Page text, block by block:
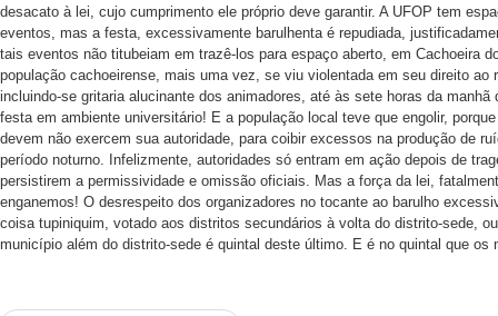
desacato à lei, cujo cumprimento ele próprio deve garantir. A UFOP tem
eventos, mas a festa, excessivamente barulhenta é repudiada,
tais eventos não titubeiam em trazê-los para espaço aberto, em Cachoeira
população cachoeirense, mais uma vez, se viu violentada em seu direito ao
incluindo-se gritaria alucinante dos animadores, até às sete horas da
festa em ambiente universitário! E a população local teve que engolir,
devem não exercem sua autoridade, para coibir excessos na produção de
período noturno. Infelizmente, autoridades só entram em ação depois de
persistirem a permissividade e omissão oficiais. Mas a força da lei,
enganemos! O desrespeito dos organizadores no tocante ao barulho
coisa tupiniquim, votado aos distritos secundários à volta do distrito-sede,
município além do distrito-sede é quintal deste último. E é no quintal que os